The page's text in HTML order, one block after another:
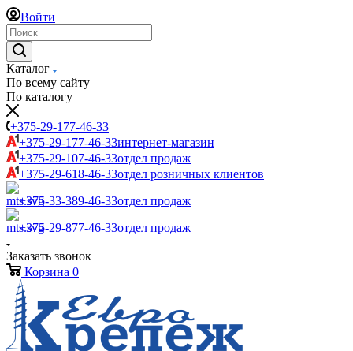
Войти
Каталог
По всему сайту
По каталогу
+375-29-177-46-33
+375-29-177-46-33интернет-магазин
+375-29-107-46-33отдел продаж
+375-29-618-46-33отдел розничных клиентов
+375-33-389-46-33отдел продаж
+375-29-877-46-33отдел продаж
Заказать звонок
Корзина 0